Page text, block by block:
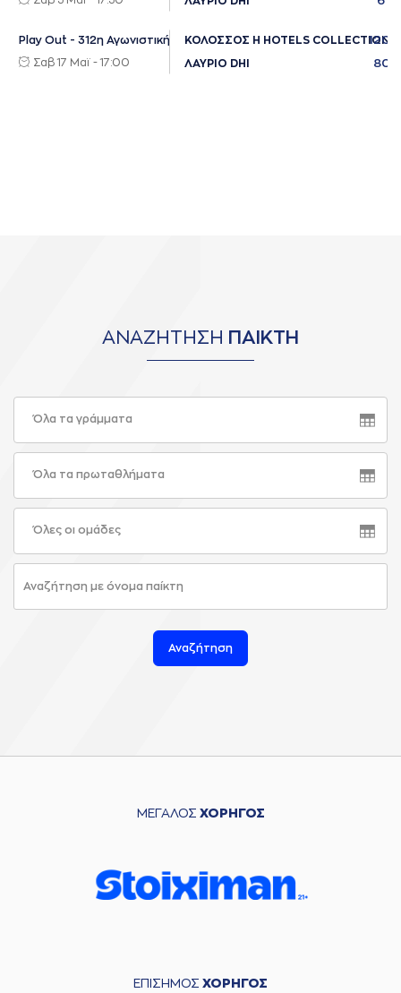
Play Out - 312η Αγωνιστική
Σαβ 17 Μαϊ - 17:00
ΚΟΛΟΣΣΟΣ H HOTELS COLLECTION
120
ΛΑΥΡΙΟ DHI 80
ΑΝΑΖΗΤΗΣΗ ΠΑΙΚΤΗ
Όλα τα γράμματα
Όλα τα πρωταθλήματα
Όλες οι ομάδες
Αναζήτηση
ΜΕΓΑΛΟΣ ΧΟΡΗΓΟΣ
ΕΠΙΣΗΜΟΣ ΧΟΡΗΓΟΣ